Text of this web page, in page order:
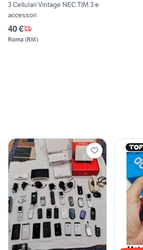
3 Cellulari Vintage NEC TIM 3 e
accessori
40 €
Roma (RM)